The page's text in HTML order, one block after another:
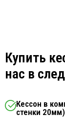
Купить
нас в
Кессон в
стенки